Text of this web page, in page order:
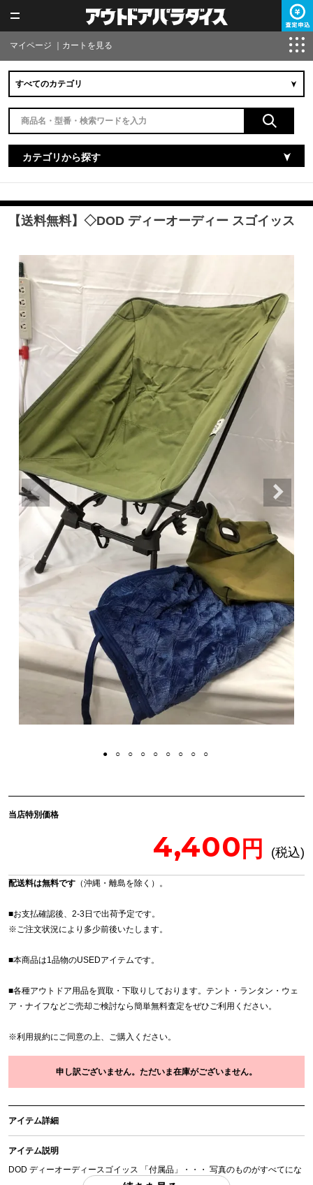
マイページ カートを見る
カテゴリから探す
【送料無料】◇DOD ディーオーディー スゴイッス
当店特別価格
4,400
配送料は無料です （沖縄・離島を除く）。
■お支払確認後、2-3日で出荷予定です。
※ご注文状況により多少前後いたします。
■本商品は1品物のUSEDアイテムです。
■各種アウトドア用品を買取・下取りしております。テント・ランタン・ウェ
ア・ナイフなどご売却ご検討なら簡単無料査定をぜひご利用ください。
※利用規約にご同意の上、ご購入ください。
申し訳ございません。ただいま在庫がございません。
アイテム詳細
アイテム説明
DOD ディーオーディースゴイッス 「付属品」・・・ 写真のものがすべてにな